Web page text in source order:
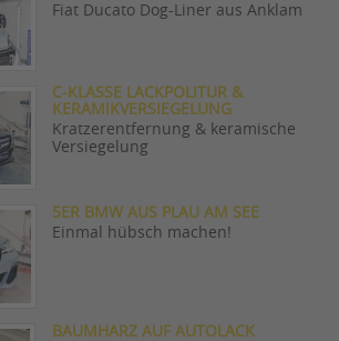
Fiat Ducato Dog-Liner aus Anklam
C-KLASSE LACKPOLITUR &
KERAMIKVERSIEGELUNG
Kratzerentfernung & keramische
Versiegelung
5ER BMW AUS PLAU AM SEE
Einmal hübsch machen!
BAUMHARZ AUF AUTOLACK